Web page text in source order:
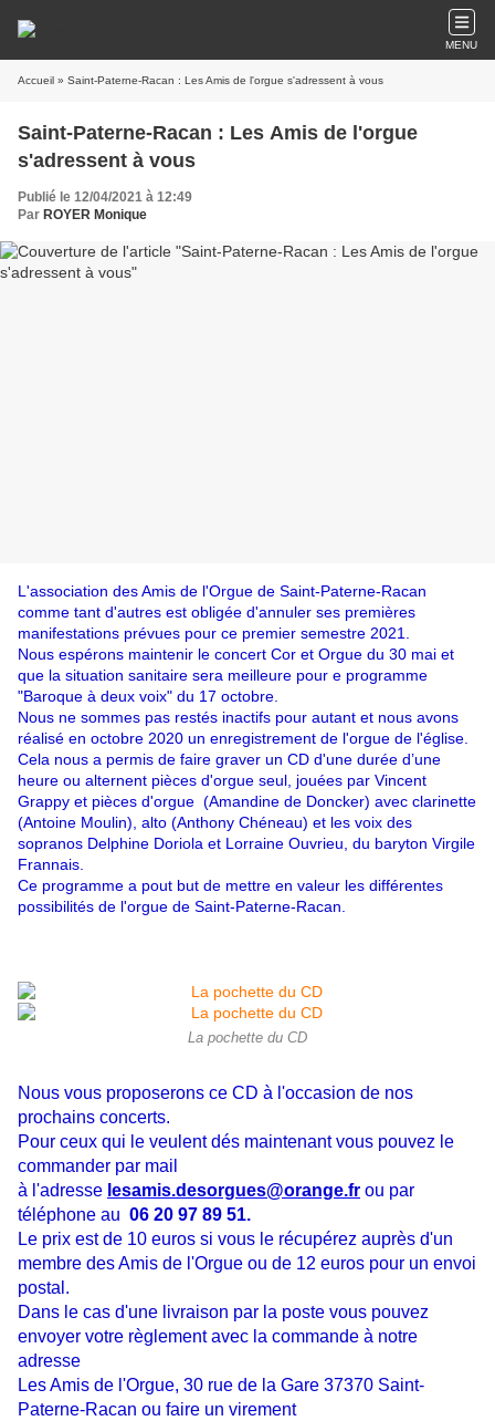
MENU
Accueil » Saint-Paterne-Racan : Les Amis de l'orgue s'adressent à vous
Saint-Paterne-Racan : Les Amis de l'orgue
s'adressent à vous
Publié le 12/04/2021 à 12:49
Par ROYER Monique
L'association des Amis de l'Orgue de Saint-Paterne-Racan
comme tant d'autres est obligée d'annuler ses premières
manifestations prévues pour ce premier semestre 2021.
Nous espérons maintenir le concert Cor et Orgue du 30 mai et
que la situation sanitaire sera meilleure pour e programme
"Baroque à deux voix" du 17 octobre.
Nous ne sommes pas restés inactifs pour autant et nous avons
réalisé en octobre 2020 un enregistrement de l'orgue de l'église.
Cela nous a permis de faire graver un CD d'une durée d’une
heure ou alternent pièces d'orgue seul, jouées par Vincent
Grappy et pièces d'orgue (Amandine de Doncker) avec clarinette
(Antoine Moulin), alto (Anthony Chéneau) et les voix des
sopranos Delphine Doriola et Lorraine Ouvrieu, du baryton Virgile
Frannais.
Ce programme a pout but de mettre en valeur les différentes
possibilités de l'orgue de Saint-Paterne-Racan.
La pochette du CD
Nous vous proposerons ce CD à l'occasion de nos
prochains concerts.
Pour ceux qui le veulent dés maintenant vous pouvez le
commander par mail
à l'adresse lesamis.desorgues@orange.fr ou par
téléphone au 06 20 97 89 51.
Le prix est de 10 euros si vous le récupérez auprès d'un
membre des Amis de l'Orgue ou de 12 euros pour un envoi
postal.
Dans le cas d'une livraison par la poste vous pouvez
envoyer votre règlement avec la commande à notre
adresse
Les Amis de l'Orgue, 30 rue de la Gare 37370 Saint-
Paterne-Racan ou faire un virement